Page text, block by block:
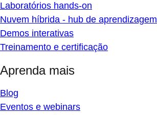
Laboratórios hands-on
Nuvem híbrida - hub de aprendizagem
Demos interativas
Treinamento e certificação
Aprenda mais
Blog
Eventos e webinars